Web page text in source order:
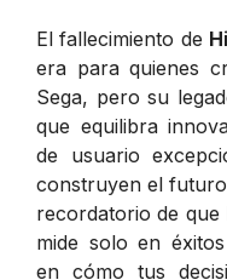
El fallecimiento de
era para quienes
Sega, pero su
que equilibra
de usuario
construyen el
recordatorio de que
mide solo en
en cómo tus